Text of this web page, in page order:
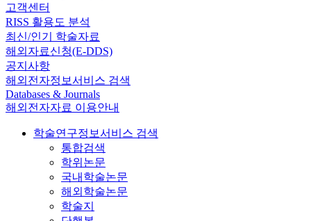
고객센터
RISS 활용도 분석
최신/인기 학술자료
해외자료신청(E-DDS)
공지사항
해외전자정보서비스 검색
Databases & Journals
해외전자자료 이용안내
학술연구정보서비스 검색
통합검색
학위논문
국내학술논문
해외학술논문
학술지